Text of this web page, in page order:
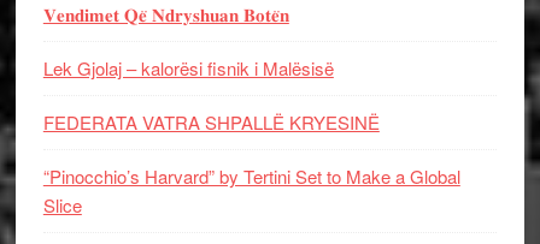
𝐕𝐞𝐧𝐝𝐢𝐦𝐞𝐭 𝐐𝐞̈ 𝐍𝐝𝐫𝐲𝐬𝐡𝐮𝐚𝐧 𝐁𝐨𝐭𝐞̈𝐧
Lek Gjolaj – kalorësi fisnik i Malësisë
FEDERATA VATRA SHPALLË KRYESINË
“Pinocchio’s Harvard” by Tertini Set to Make a Global
Slice